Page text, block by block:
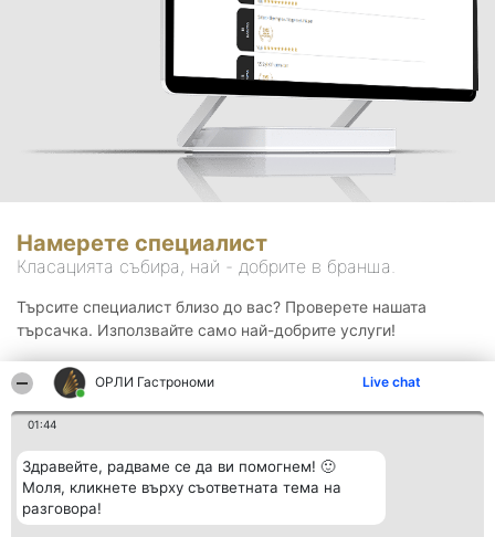
ОРЛИ Гастрономи Live chat
01:44
Здравейте, радваме се да ви помогнем! 🙂
Моля, кликнете върху съответната тема на
разговора!
Намерете специалист
Класацията събира, най - добрите в бранша.
Търсите специалист близо до вас? Проверете нашата
търсачка. Използвайте само най-добрите услуги!